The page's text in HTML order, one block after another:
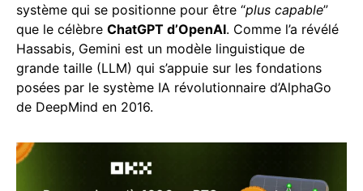
système qui se positionne pour être “plus capable”
que le célèbre ChatGPT d’OpenAI. Comme l’a révélé
Hassabis, Gemini est un modèle linguistique de
grande taille (LLM) qui s’appuie sur les fondations
posées par le système IA révolutionnaire d’AlphaGo
de DeepMind en 2016.